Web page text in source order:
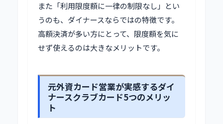
また「利用限度額に一律の制限なし」とい
うのも、ダイナースならではの特徴です。
高額決済が多い方にとって、限度額を気に
せず使えるのは大きなメリットです。
元外資カード営業が実感するダイ
ナースクラブカード5つのメリッ
ト